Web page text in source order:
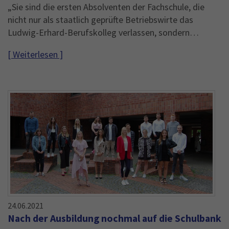
„Sie sind die ersten Absolventen der Fachschule, die
nicht nur als staatlich geprüfte Betriebswirte das
Ludwig-Erhard-Berufskolleg verlassen, sondern…
[ Weiterlesen ]
24.06.2021
Nach der Ausbildung nochmal auf die Schulbank